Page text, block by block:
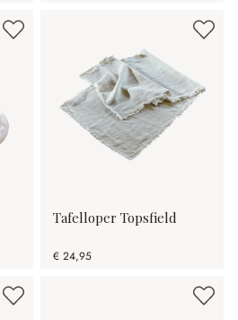
Tafelloper Topsfield
€ 24,95